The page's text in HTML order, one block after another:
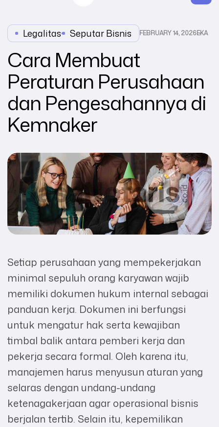
Legalitas, Seputar Bisnis FEBRUARY 14, 2026EKA
Cara Membuat
Peraturan Perusahaan
dan Pengesahannya di
Kemnaker
Setiap perusahaan yang mempekerjakan
minimal sepuluh orang karyawan wajib
memiliki dokumen hukum internal sebagai
panduan kerja. Dokumen ini berfungsi
untuk mengatur hak serta kewajiban
timbal balik antara pemberi kerja dan
pekerja secara formal. Oleh karena itu,
manajemen harus menyusun aturan yang
selaras dengan undang-undang
ketenagakerjaan agar operasional bisnis
berjalan tertib. Selain itu, kepemilikan